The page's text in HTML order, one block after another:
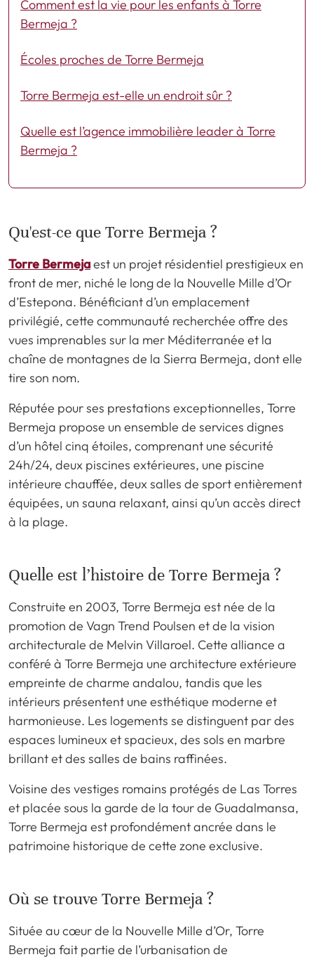
Comment est la vie pour les enfants à Torre
Bermeja ?
Écoles proches de Torre Bermeja
Torre Bermeja est-elle un endroit sûr ?
Quelle est l’agence immobilière leader à Torre
Bermeja ?
Qu'est-ce que Torre Bermeja ?
Torre Bermejaest un projet résidentiel prestigieux en
front de mer, niché le long de la Nouvelle Mille d’Or
d’Estepona. Bénéficiant d’un emplacement
privilégié, cette communauté recherchée offre des
vues imprenables sur la mer Méditerranée et la
chaîne de montagnes de la Sierra Bermeja, dont elle
tire son nom.
Réputée pour ses prestations exceptionnelles, Torre
Bermeja propose un ensemble de services dignes
d’un hôtel cinq étoiles, comprenant une sécurité
24h/24, deux piscines extérieures, une piscine
intérieure chauffée, deux salles de sport entièrement
équipées, un sauna relaxant, ainsi qu’un accès direct
à la plage.
Quelle est l’histoire de Torre Bermeja ?
Construite en 2003, Torre Bermeja est née de la
promotion de Vagn Trend Poulsen et de la vision
architecturale de Melvin Villaroel. Cette alliance a
conféré à Torre Bermeja une architecture extérieure
empreinte de charme andalou, tandis que les
intérieurs présentent une esthétique moderne et
harmonieuse. Les logements se distinguent par des
espaces lumineux et spacieux, des sols en marbre
brillant et des salles de bains raffinées.
Voisine des vestiges romains protégés de Las Torres
et placée sous la garde de la tour de Guadalmansa,
Torre Bermeja est profondément ancrée dans le
patrimoine historique de cette zone exclusive.
Où se trouve Torre Bermeja ?
Située au cœur de la Nouvelle Mille d’Or, Torre
Bermeja fait partie de l’urbanisation de